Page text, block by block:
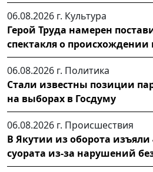
06.08.2026 г. Культура
Герой Труда намерен
спектакля о происхождении
06.08.2026 г. Политика
Стали известны позиции
на выборах в Госдуму
06.08.2026 г. Происшествия
В Якутии из оборота изъяли
суората из-за нарушений